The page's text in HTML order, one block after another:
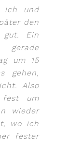
ich und
den
Ein
um 15
gehen,
Also
fest um
wieder
wo ich
fester